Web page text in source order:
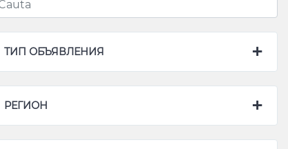
ТИП ОБЪЯВЛЕНИЯ
РЕГИОН